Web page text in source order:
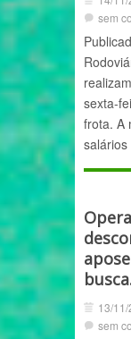
sem
sexta-
frota. A
salários
13/
sem